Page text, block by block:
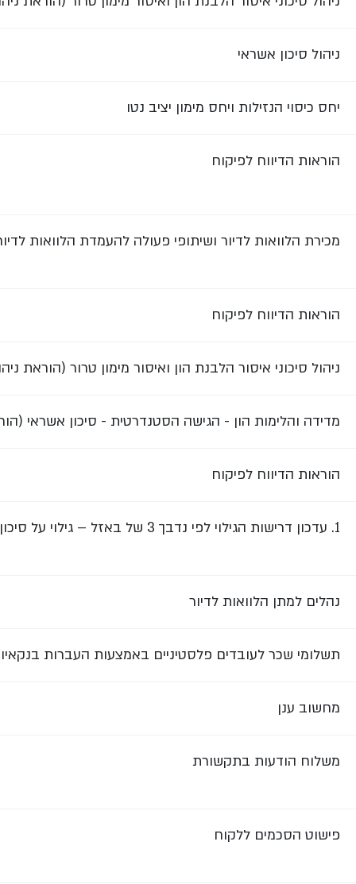
ניהול סיכון אשראי
יחס כיסוי הנזילות ויחס מימון יציב נטו
הוראות הדיווח לפיקוח
מכירת הלוואות לדיור ושיתופי פעולה להעמדת הלוואות
הוראות הדיווח לפיקוח
ניהול סיכוני איסור הלבנת הון ואיסור מימון טרור (הוראת ניהול
מדידה והלימות הון - הגישה הסטנדרטית - סיכון אשראי (הוראה
הוראות הדיווח לפיקוח
1. עדכון דרישות הגילוי לפי נדבך 3 של באזל – גילוי על סיכון אשראי של צד נגדי והקצאת הון בגין התאמת שיערוך לסיכון אשראי 2 .עדכון הגילוי על סיכון אשראי בגין מכשירים נגזרים 3 .עדכון הוראות מעבר לשנת 2021
נהלים למתן הלוואות לדיור
תשלומי שכר לעובדים פלסטיניים באמצעות העברות
מחשוב ענן
משלוח הודעות בתקשורת
פישוט הסכמים ללקוח